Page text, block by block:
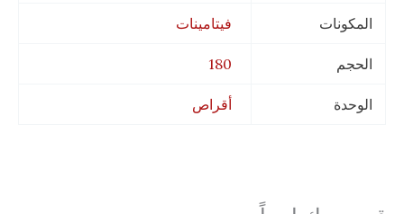
المكونات فيتامينات
الحجم 180
الوحدة أقراص